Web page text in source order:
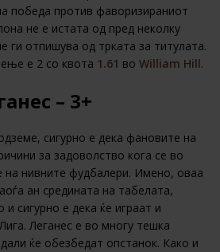
победа против фаворизираниот
не е истата од пред неколку
ги отпишува од трката за титулата.
е 2 со квота 1.61 во William Hill.
– 3+
сигурно е дека фановите на
за задоволство кога се во
нивните фудбалери. Имено, оваа
ан средината на табелата,
сигурно е дека ќе играат и
Леганес е во многу тешка
ќе обезбедат опстанок. Како и